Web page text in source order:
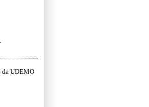
da UDEMO